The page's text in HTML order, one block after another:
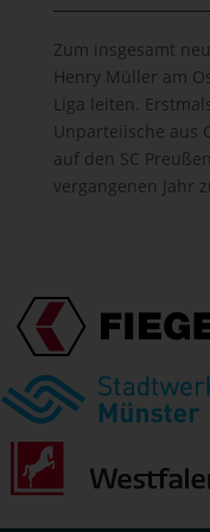
Zum insgesamt
Henry Müller am
Liga leiten.
Unparteiische aus
auf den SC
vergangenen Jahr